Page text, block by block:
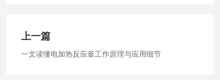
上一篇
一文读懂电加热反应釜工作原理与应用细节